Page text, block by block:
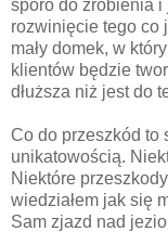
sporo do zrobienia i
rozwinięcie tego co
mały domek, w
klientów będzie
dłuższa niż jest do
Co do przeszkód to
unikatowością.
Niektóre
wiedziałem jak się
Sam zjazd nad